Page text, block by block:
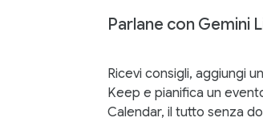
Parlane con Gemini
Ricevi consigli, aggiungi
Keep e pianifica un
Calendar, il tutto senza